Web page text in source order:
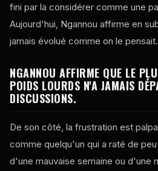
fini par la considérer comme une
Aujourd'hui, Ngannou affirme en
jamais évolué comme on le pensait.
NGANNOU AFFIRME QUE LE
POIDS LOURDS N'A JAMAIS
DISCUSSIONS.
De son côté, la frustration est
comme quelqu'un qui a raté de
d'une mauvaise semaine ou d'une